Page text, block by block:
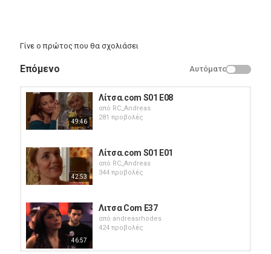
Γίνε ο πρώτος που θα σχολιάσει
Επόμενο Αυτόματο
49:46
Λίτσα.com S01 E08
από RC_Andreas
281 προβολές
42:53
Λίτσα.com S01 E01
από RC_Andreas
344 προβολές
46:57
Λιτσα Com E37
από andreasrhodes
424 προβολές